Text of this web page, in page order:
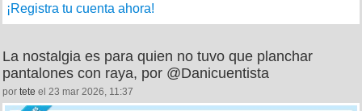
¡Registra tu cuenta ahora!
La nostalgia es para quien no tuvo que planchar
pantalones con raya, por @Danicuentista
por tete el 23 mar 2026, 11:37